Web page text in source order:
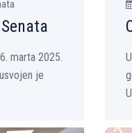
marta 2025.
je